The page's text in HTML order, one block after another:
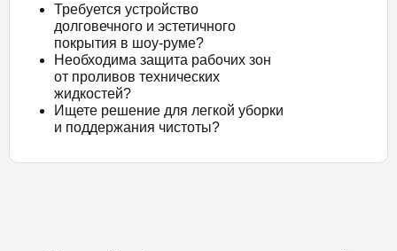
Требуется устройство
долговечного и эстетичного
покрытия в шоу-руме?
Необходима защита рабочих зон
от проливов технических
жидкостей?
Ищете решение для легкой уборки
и поддержания чистоты?